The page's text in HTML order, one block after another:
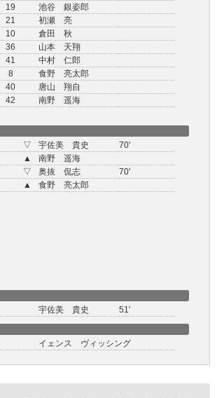
19
池谷 銀姿郎
21
初瀬 亮
10
倉田 秋
36
山本 天翔
41
中村 仁郎
8
食野 亮太郎
40
唐山 翔自
42 南野 遥海
▽
宇佐美 貴史
70'
▲
南野 遥海
▽
奥抜 侃志
70'
▲
食野 亮太郎
宇佐美 貴史
51'
イェンス ヴィッシング